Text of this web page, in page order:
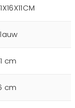
cm
cm